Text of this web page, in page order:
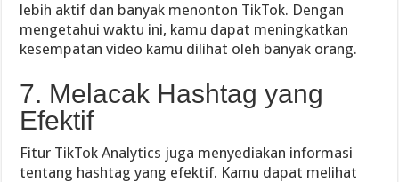
lebih aktif dan banyak menonton TikTok. Dengan
mengetahui waktu ini, kamu dapat meningkatkan
kesempatan video kamu dilihat oleh banyak orang.
7. Melacak Hashtag yang
Efektif
Fitur TikTok Analytics juga menyediakan informasi
tentang hashtag yang efektif. Kamu dapat melihat